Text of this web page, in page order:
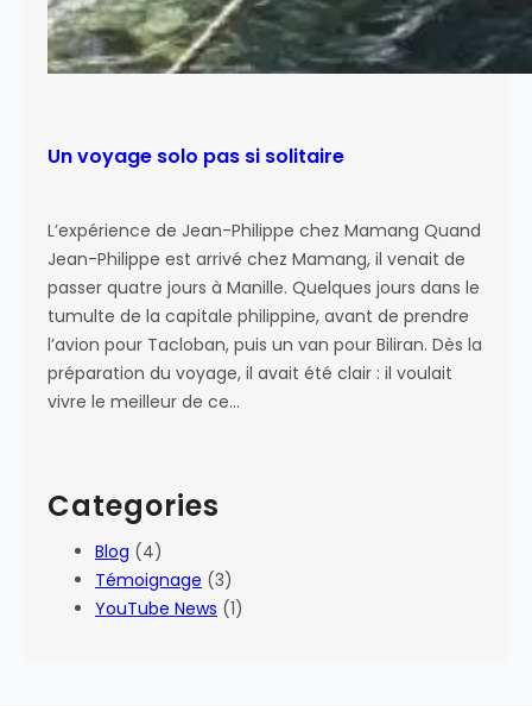
Un voyage solo pas si solitaire
L’expérience de Jean-Philippe chez Mamang Quand
Jean-Philippe est arrivé chez Mamang, il venait de
passer quatre jours à Manille. Quelques jours dans le
tumulte de la capitale philippine, avant de prendre
l’avion pour Tacloban, puis un van pour Biliran. Dès la
préparation du voyage, il avait été clair : il voulait
vivre le meilleur de ce…
Categories
Blog (4)
Témoignage (3)
YouTube News (1)